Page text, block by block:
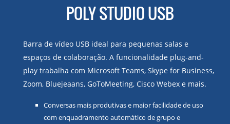
POLY STUDIO USB
Barra de vídeo USB ideal para pequenas salas e
espaços de colaboração. A funcionalidade plug-and-
play trabalha com Microsoft Teams, Skype for Business,
Zoom, Bluejeaans, GoToMeeting, Cisco Webex e mais.
Conversas mais produtivas e maior facilidade de uso
com enquadramento automático de grupo e